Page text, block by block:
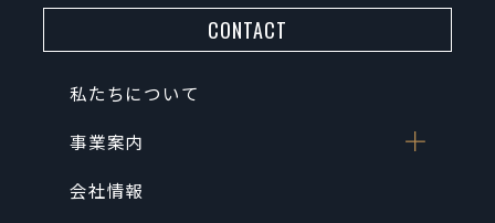
CONTACT
私たちについて
事業案内
会社情報